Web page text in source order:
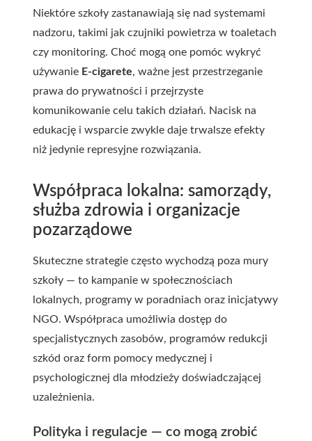
Niektóre szkoły zastanawiają się nad systemami
nadzoru, takimi jak czujniki powietrza w toaletach
czy monitoring. Choć mogą one pomóc wykryć
używanie E-cigarete, ważne jest przestrzeganie
prawa do prywatności i przejrzyste
komunikowanie celu takich działań. Nacisk na
edukację i wsparcie zwykle daje trwalsze efekty
niż jedynie represyjne rozwiązania.
Współpraca lokalna: samorządy,
służba zdrowia i organizacje
pozarządowe
Skuteczne strategie często wychodzą poza mury
szkoły — to kampanie w społecznościach
lokalnych, programy w poradniach oraz inicjatywy
NGO. Współpraca umożliwia dostęp do
specjalistycznych zasobów, programów redukcji
szkód oraz form pomocy medycznej i
psychologicznej dla młodzieży doświadczającej
uzależnienia.
Polityka i regulacje — co mogą zrobić